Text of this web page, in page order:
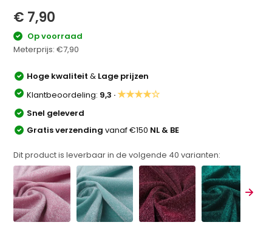
€ 7,90
Op voorraad
Meterprijs:€7,90
Hoge kwaliteit& Lage prijzen
Klantbeoordeling: 9,3 ·★★★★☆
Snel geleverd
Gratis verzendingvanaf €150 NL & BE
Dit product is leverbaar in de volgende 40 varianten: